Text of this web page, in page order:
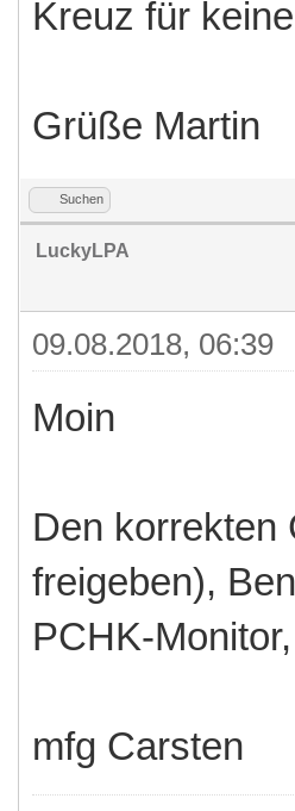
Kreuz für
Grüße Martin
Suchen
LuckyLPA
09.08.2018, 06:39
Moin
Den korrekten
freigeben),
PCHK-
mfg Carsten